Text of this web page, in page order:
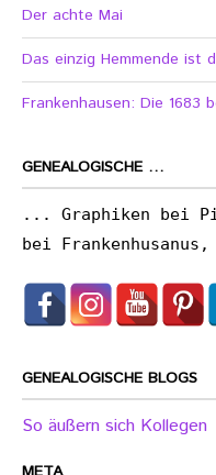
Der achte Mai
Das einzig Hemmende
Frankenhausen: Die 1683
GENEALOGISCHE …
... Graphiken bei
bei
GENEALOGISCHE BLOGS
So äußern sich Kollegen